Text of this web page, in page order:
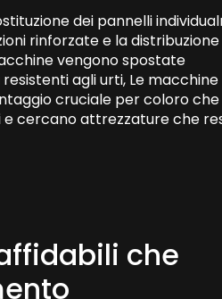
dei pannelli
rinforzate e la distribuzione
vengono spostate
agli urti, Le
cruciale per coloro che
cercano attrezzature che
che